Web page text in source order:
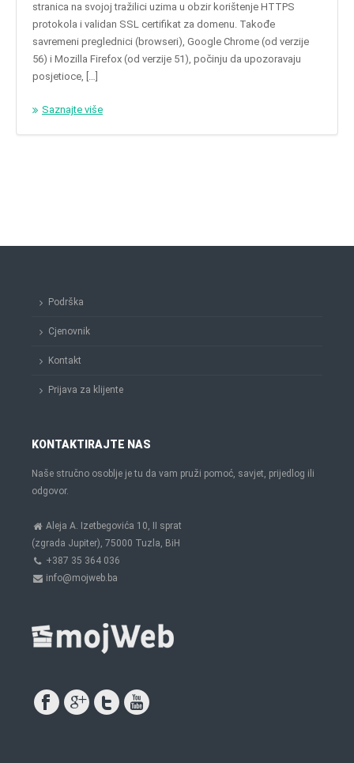
stranica na svojoj tražilici uzima u obzir korištenje HTTPS
protokola i validan SSL certifikat za domenu. Takođe
savremeni preglednici (browseri), Google Chrome (od verzije
56) i Mozilla Firefox (od verzije 51), počinju da upozoravaju
posjetioce, […]
Saznajte više
Podrška
Cjenovnik
Kontakt
Prijava za klijente
KONTAKTIRAJTE NAS
Naše stručno osoblje je tu da vam pruži pomoć, savjet, prijedlog ili
odgovor.
Aleja A. Izetbegovića 10, II sprat
(zgrada Jupiter), 75000 Tuzla, BiH
+387 35 364 036
info@mojweb.ba